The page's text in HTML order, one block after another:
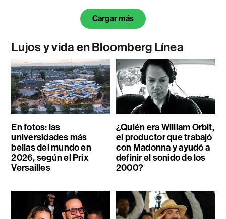
Cargar más
Lujos y vida en Bloomberg Línea
En fotos: las
universidades más
bellas del mundo en
2026, según el Prix
Versailles
¿Quién era William Orbit,
el productor que trabajó
con Madonna y ayudó a
definir el sonido de los
2000?